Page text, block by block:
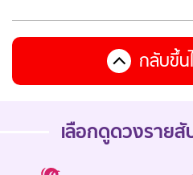
กลับขึ้น
เลือกดูดวงรายสั